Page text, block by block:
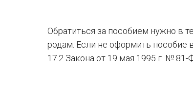
Обратиться за пособием нужно в
родам. Если не оформить пособие
17.2 Закона от 19 мая 1995 г. № 81-